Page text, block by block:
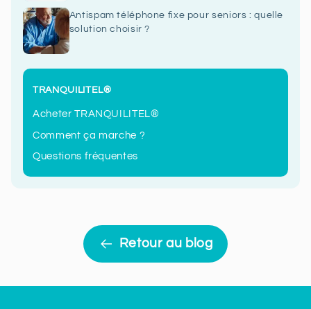
Antispam téléphone fixe pour seniors : quelle
solution choisir ?
TRANQUILITEL®
Acheter TRANQUILITEL®
Comment ça marche ?
Questions fréquentes
Retour au blog